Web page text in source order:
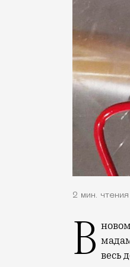
2 мин. чтения
В новом кафе «Глина» на Шаболовке (Хавская, 24) завтраки (крок-месье и крок- весь